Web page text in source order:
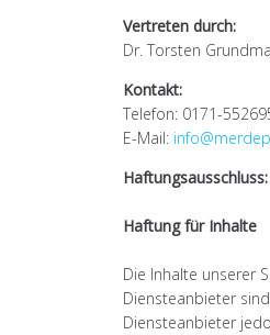
Vertreten durch:
Dr. Torsten
Kontakt:
Telefon: 0171-
E-Mail:
Haftungsausschluss:
Haftung für Inhalte
Die Inhalte unserer
Diensteanbieter
Diensteanbieter